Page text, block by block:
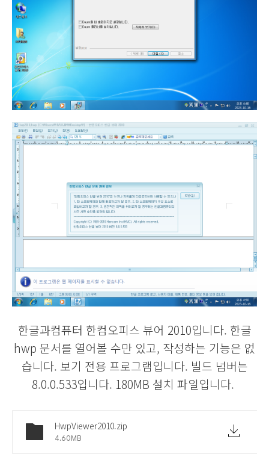
한글과컴퓨터 한컴오피스 뷰어 2010입니다. 한글
hwp 문서를 열어볼 수만 있고, 작성하는 기능은 없
습니다. 보기 전용 프로그램입니다. 빌드 넘버는
8.0.0.533입니다. 180MB 설치 파일입니다.
HwpViewer2010.zip
4.60MB